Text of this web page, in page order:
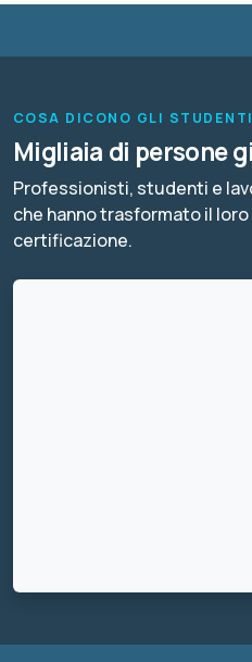
COSA DICONO GLI STUDENTI
Migliaia di persone
Professionisti, studenti e
che hanno trasformato il
certificazione.